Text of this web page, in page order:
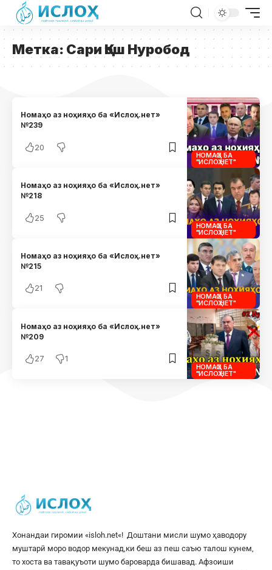
Метка: Сари Қош Нуробод
НОМАҲО БА
"ИСЛОҲ.НЕТ"
Номаҳо аз ноҳияҳо ба «Ислоҳ.нет»
№239
20
НОМАҲО БА
"ИСЛОҲ.НЕТ"
Номаҳо аз ноҳияҳо ба «Ислоҳ.нет»
№218
25
НОМАҲО БА
"ИСЛОҲ.НЕТ"
Номаҳо аз ноҳияҳо ба «Ислоҳ.нет»
№215
21
НОМАҲО БА
"ИСЛОҲ.НЕТ"
Номаҳо аз ноҳияҳо ба «Ислоҳ.нет»
№209
27 1
Хонандаи гиромии «isloh.net«! Доштани мисли шумо ҳаводору
муштарӣ моро водор мекунад,ки беш аз пеш саъю талош кунем,
то хоста ва тавақуъоти шумо бароварда бишавад. Афзоиши